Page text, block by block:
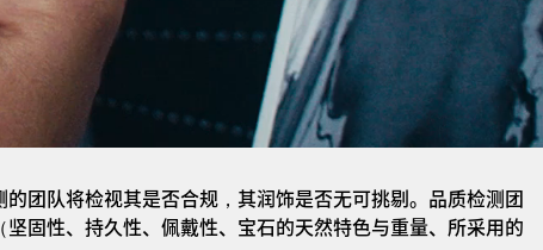
团队将检视其是否合规，其润饰是否无可挑剔。品质检测团
固性、持久性、佩戴性、宝石的天然特色与重量、所采用的